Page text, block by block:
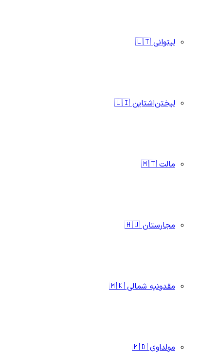
لیتوانی 🇱🇹
لیختن‌اشتاین 🇱🇮
مالت 🇲🇹
مجارستان 🇭🇺
مقدونیه شمالی 🇲🇰
مولداوی 🇲🇩